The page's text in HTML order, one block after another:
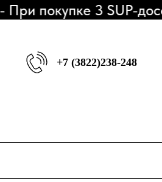
3 SUP-досок
+7 (3822)238-248